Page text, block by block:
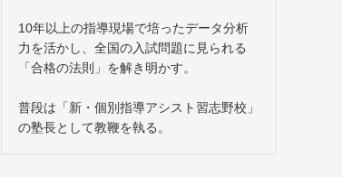
10年以上の指導現場で培ったデータ分析
力を活かし、全国の入試問題に見られる
「合格の法則」を解き明かす。
普段は「新・個別指導アシスト習志野校」
の塾長として教鞭を執る。